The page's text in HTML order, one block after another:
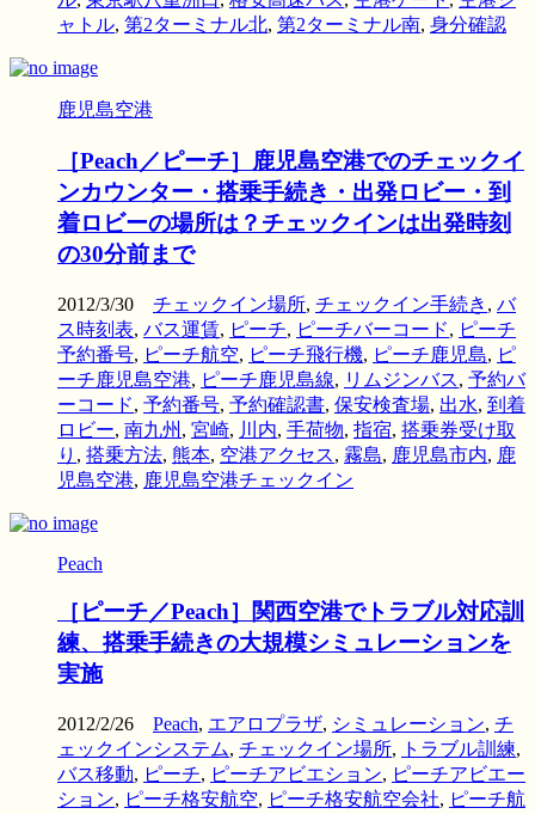
ャトル, 第2ターミナル北, 第2ターミナル南, 身分確認
鹿児島空港
［Peach／ピーチ］鹿児島空港でのチェックイ
ンカウンター・搭乗手続き・出発ロビー・到
着ロビーの場所は？チェックインは出発時刻
の30分前まで
2012/3/30 チェックイン場所, チェックイン手続き , バ
ス時刻表, バス運賃, ピーチ, ピーチバーコード, ピーチ
予約番号, ピーチ航空, ピーチ飛行機, ピーチ鹿児島, ピ
ーチ鹿児島空港, ピーチ鹿児島線, リムジンバス, 予約バ
ーコード, 予約番号, 予約確認書, 保安検査場, 出水, 到着
ロビー, 南九州 , 宮崎, 川内, 手荷物, 指宿, 搭乗券受け取
り , 搭乗方法, 熊本, 空港アクセス, 霧島, 鹿児島市内, 鹿
児島空港, 鹿児島空港チェックイン
Peach
［ピーチ／Peach］関西空港でトラブル対応訓
練、搭乗手続きの大規模シミュレーションを
実施
2012/2/26 Peach, エアロプラザ, シミュレーション, チ
ェックインシステム, チェックイン場所, トラブル訓練,
バス移動, ピーチ, ピーチアビエション, ピーチアビエー
ション, ピーチ格安航空, ピーチ格安航空会社, ピーチ航